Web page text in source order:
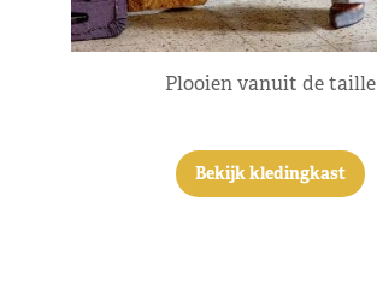
Plooien vanuit de taille
Bekijk kledingkast